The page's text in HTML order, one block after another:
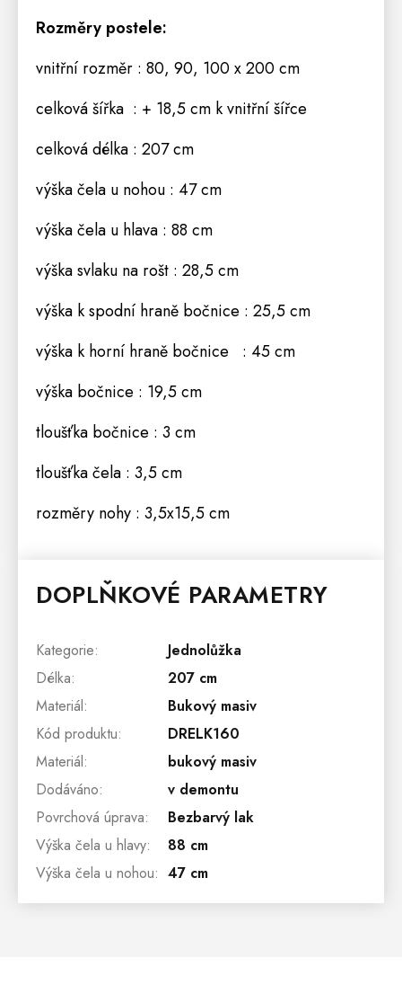
Rozměry postele:
vnitřní rozměr : 80, 90, 100 x 200 cm
celková šířka : + 18,5 cm k vnitřní šířce
celková délka : 207 cm
výška čela u nohou : 47 cm
výška čela u hlava : 88 cm
výška svlaku na rošt : 28,5 cm
výška k spodní hraně bočnice : 25,5 cm
výška k horní hraně bočnice : 45 cm
výška bočnice : 19,5 cm
tloušťka bočnice : 3 cm
tloušťka čela : 3,5 cm
rozměry nohy : 3,5x15,5 cm
DOPLŇKOVÉ PARAMETRY
Kategorie:
Jednolůžka
Délka:
207 cm
Materiál:
Bukový masiv
Kód produktu:
DRELK160
Materiál:
bukový masiv
Dodáváno:
v demontu
Povrchová úprava:
Bezbarvý lak
Výška čela u hlavy:
88 cm
Výška čela u nohou: 47 cm